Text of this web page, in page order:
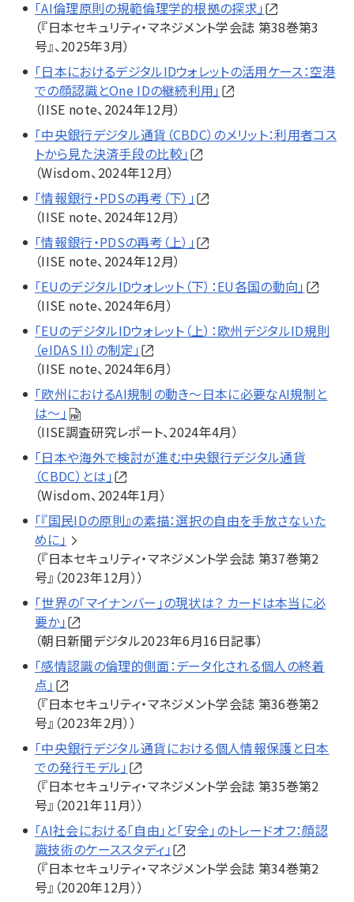
「AI倫理原則の規範倫理学的根拠の探求」
（『日本セキュリティ・マネジメント学会誌 第38巻第3
号』、2025年3月）
「日本におけるデジタルIDウォレットの活用ケース：空港
での顔認識とOne IDの継続利用」
（IISE note、2024年12月）
「中央銀行デジタル通貨（CBDC）のメリット：利用者コス
トから見た決済手段の比較」
（Wisdom、2024年12月）
「情報銀行・PDSの再考（下）」
（IISE note、2024年12月）
「情報銀行・PDSの再考（上）」
（IISE note、2024年12月）
「EUのデジタルIDウォレット（下）：EU各国の動向」
（IISE note、2024年6月）
「EUのデジタルIDウォレット（上）：欧州デジタルID規則
（eIDAS II）の制定」
（IISE note、2024年6月）
「欧州におけるAI規制の動き～日本に必要なAI規制と
は～」
（IISE調査研究レポート、2024年4月）
「日本や海外で検討が進む中央銀行デジタル通貨
（CBDC）とは」
（Wisdom、2024年1月）
「『国民IDの原則』の素描：選択の自由を手放さないた
めに」
（『日本セキュリティ・マネジメント学会誌 第37巻第2
号』（2023年12月））
「世界の「マイナンバー」の現状は？ カードは本当に必
要か」
（朝日新聞デジタル2023年6月16日記事）
「感情認識の倫理的側面：データ化される個人の終着
点」
（『日本セキュリティ・マネジメント学会誌 第36巻第2
号』（2023年2月））
「中央銀行デジタル通貨における個人情報保護と日本
での発行モデル」
（『日本セキュリティ・マネジメント学会誌 第35巻第2
号』（2021年11月））
「AI社会における「自由」と「安全」のトレードオフ：顔認
識技術のケーススタディ」
（『日本セキュリティ・マネジメント学会誌 第34巻第2
号』（2020年12月））